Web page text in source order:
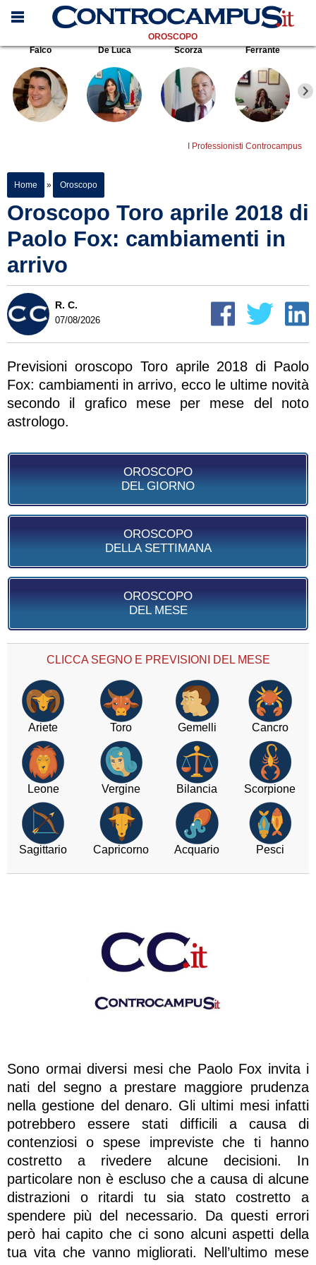
OROSCOPO
Falco
De Luca Scorza Ferrante
I Professionisti Controcampus
Home » Oroscopo
Oroscopo Toro aprile 2018 di
Paolo Fox: cambiamenti in
arrivo
R. C.
07/08/2026
Previsioni oroscopo Toro aprile 2018 di Paolo
Fox: cambiamenti in arrivo, ecco le ultime novità
secondo il grafico mese per mese del noto
astrologo.
OROSCOPO
DEL GIORNO
OROSCOPO
DELLA SETTIMANA
OROSCOPO
DEL MESE
CLICCA SEGNO E PREVISIONI DEL MESE
Ariete Toro Gemelli Cancro
Leone Vergine Bilancia Scorpione
Sagittario Capricorno Acquario Pesci
Sono ormai diversi mesi che Paolo Fox invita i
nati del segno a prestare maggiore prudenza
nella gestione del denaro. Gli ultimi mesi infatti
potrebbero essere stati difficili a causa di
contenziosi o spese impreviste che ti hanno
costretto a rivedere alcune decisioni. In
particolare non è escluso che a causa di alcune
distrazioni o ritardi tu sia stato costretto a
spendere più del necessario. Da questi errori
però hai capito che ci sono alcuni aspetti della
tua vita che vanno migliorati. Nell’ultimo mese